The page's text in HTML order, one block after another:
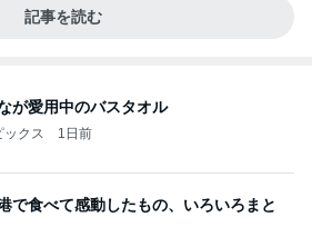
記事を読む
が愛用中のバスタオル
クス 1日前
で食べて感動したもの、いろいろまと